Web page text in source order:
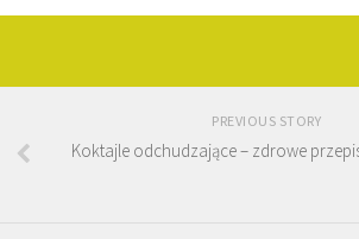
PREVIOUS STORY
Koktajle odchudzające – zdrowe